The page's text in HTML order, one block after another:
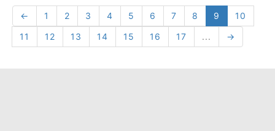
← 1 2 3 4 5 6 7 8 9
10
11
12 13 14 15 16 17 ... →